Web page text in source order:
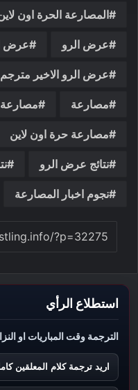
المصارعة الحرة اون
عرض الرو عرض
عرض الرو الاخير مترجم
مصارعة
مصارعة حرة اون لاين
نتائج عرض الرو
نجوم اخبار المصارعة
استطلاع الرأي
الترجمة وقت المباريات او
اريد ترجمة كلام المعلقين